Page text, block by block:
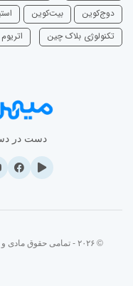
دوج‌کوین
بیت‌کوین
تکنولوژی بلاک چین
اتریوم
دست در
© ۲۰۲۶ - تمامی حقوق